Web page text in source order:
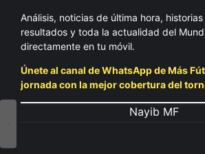
Análisis, noticias de última hora,
resultados y toda la actualidad del
directamente en tu móvil.
Únete al canal de WhatsApp de Más
jornada con la mejor cobertura del
Nayib MF